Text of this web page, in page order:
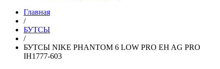
Главная
/
БУТСЫ
/
БУТСЫ NIKE PHANTOM 6 LOW PRO EH AG PRO
IH1777-603